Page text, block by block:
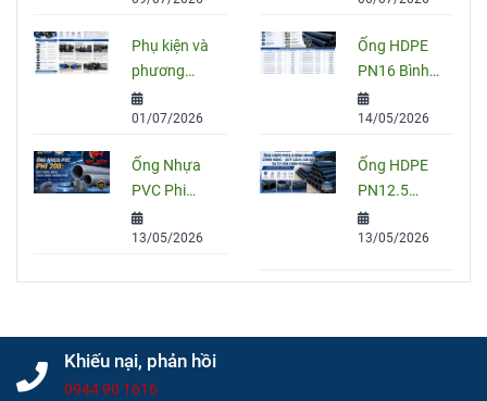
Và Cách
Chọn Đúng
PVC, PPR
Và HDPE
Phụ kiện và
phương
pháp nối
ống HDPE
thuật
01/07/2026
Ống HDPE
PN16 Bình
Minh: Quy
Cách, Báo
Chọn Đúng
Cho Công
Trình
14/05/2026
Ống Nhựa
PVC Phi
200: Quy
Cách, Giá
Trình
13/05/2026
Ống HDPE
PN12.5
Bình Minh
Chính Hãng
Chọn Mua
13/05/2026
Khiếu nại, phản hồi
0944 90 1616